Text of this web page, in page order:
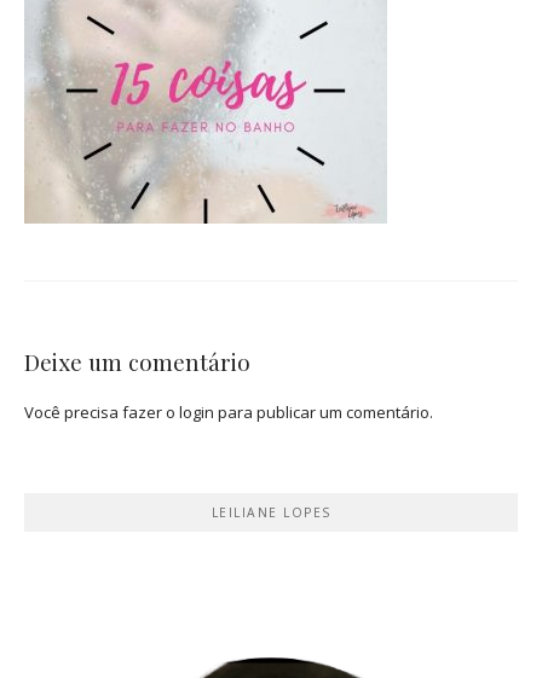
Deixe um comentário
Você precisa fazer o login para publicar um comentário.
LEILIANE LOPES